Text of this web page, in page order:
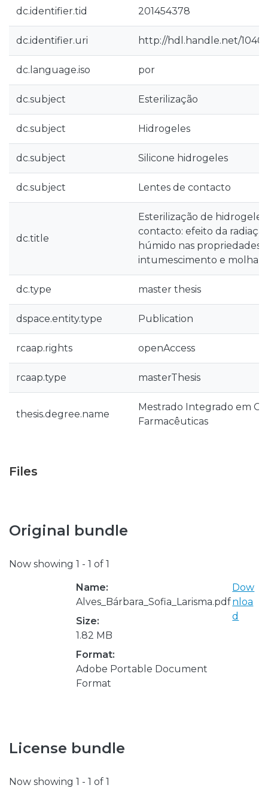
dc.identifier.tid 201454378
dc.identifier.uri http://hdl.handle.net/
dc.language.iso por
dc.subject Esterilização
dc.subject Hidrogeles
dc.subject Silicone hidrogeles
dc.subject Lentes de contacto
dc.title
Esterilização de
contacto: efeito da
húmido nas propriedades
intumescimento e
dc.type master thesis
dspace.entity.type Publication
rcaap.rights openAccess
rcaap.type masterThesis
thesis.degree.name
Mestrado Integrado em
Farmacêuticas
Files
Original bundle
Now showing 1 - 1 of 1
Name:
Alves_Bárbara_Sofia_Larisma.pdf
Size:
1.82 MB
Format:
Adobe Portable Document
Format
Dow
nloa
d
License bundle
Now showing 1 - 1 of 1